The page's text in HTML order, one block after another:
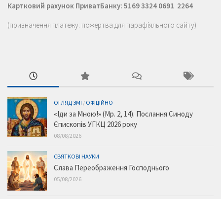
Картковий рахунок ПриватБанку: 5169 3324 0691 2264
(призначення платежу: пожертва для парафіяльного сайту)
ОГЛЯД ЗМІ / ОФІЦІЙНО
«Іди за Мною!» (Мр. 2, 14). Послання Синоду
Єпископів УГКЦ 2026 року
08/08/2026
СВЯТКОВІ НАУКИ
Слава Переображення Господнього
05/08/2026